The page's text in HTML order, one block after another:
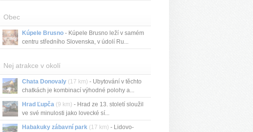
Obec
Kúpele Brusno - Kúpele Brusno leží v samém
centru středního Slovenska, v údolí Ru...
Nej atrakce v okolí
Chata Donovaly (17 km) - Ubytování v těchto
chatkách je kombinací výhodné polohy a...
Hrad Ľupča (9 km) - Hrad ze 13. století sloužil
ve své minulosti jako lovecké sí...
Habakuky zábavní park (17 km) - Lidovo-